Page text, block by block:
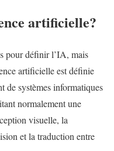
artificielle?
pour définir l’IA, mais
artificielle est définie
de systèmes informatiques
normalement une
visuelle, la
et la traduction entre